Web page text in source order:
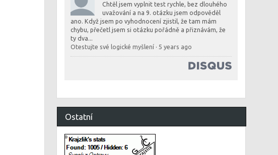
Chtěl jsem vyplnit test rychle, bez dlouhého
uvažování a na 9. otázku jsem odpověděl
ano. Když jsem po vyhodnocení zjistil, že tam mám
chybu, přečetl jsem si otázku pořádně a přiznávám, že
ty dva...
Otestujte své logické myšlení· 5 years ago
Ostatní